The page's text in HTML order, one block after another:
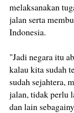
melaksanakan
jalan serta
Indonesia.
"Jadi negara itu
kalau kita sudah
sudah sejahtera,
jalan, tidak perlu
dan lain